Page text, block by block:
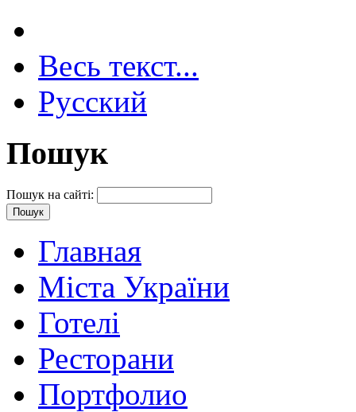
Весь текст...
Русский
Пошук
Пошук на сайті:
Главная
Міста України
Готелі
Ресторани
Портфолио